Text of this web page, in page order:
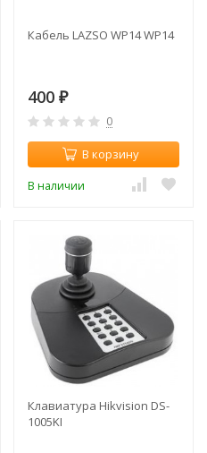
Кабель LAZSO WP14 WP14
400 ₽
0
В корзину
В наличии
Клавиатура Hikvision DS-
1005KI